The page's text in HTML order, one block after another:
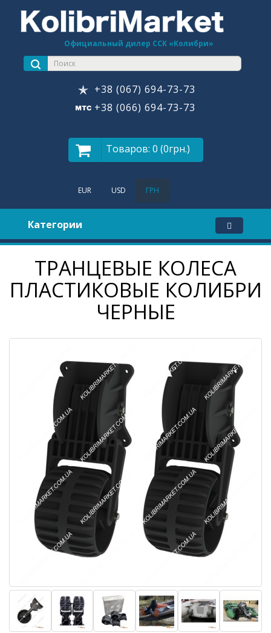
Официальный дилер ССК «Колибри»
+38 (067) 694-73-73
+38 (066) 694-73-73
Товаров: 0 (0грн.)
EUR USD ГРН
Категории
ТРАНЦЕВЫЕ КОЛЕСА
ПЛАСТИКОВЫЕ КОЛИБРИ
ЧЕРНЫЕ